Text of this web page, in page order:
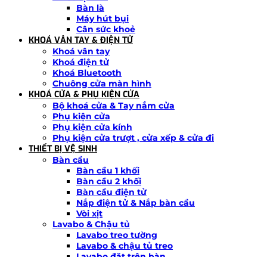
Bàn là
Máy hút bụi
Cân sức khoẻ
KHOÁ VÂN TAY & ĐIỆN TỬ
Khoá vân tay
Khoá điện tử
Khoá Bluetooth
Chuông cửa màn hình
KHOÁ CỬA & PHỤ KIỆN CỬA
Bộ khoá cửa & Tay nắm cửa
Phụ kiện cửa
Phụ kiện cửa kính
Phụ kiện cửa trượt , cửa xếp & cửa đi
THIẾT BỊ VỆ SINH
Bàn cầu
Bàn cầu 1 khối
Bàn cầu 2 khối
Bàn cầu điện tử
Nắp điện tử & Nắp bàn cầu
Vòi xịt
Lavabo & Chậu tủ
Lavabo treo tường
Lavabo & chậu tủ treo